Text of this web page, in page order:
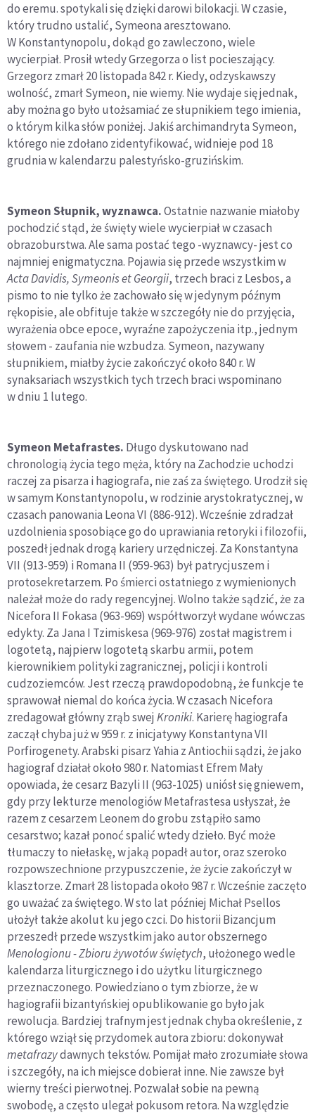
do eremu. spotykali się dzięki darowi bilokacji. W czasie,
który trudno ustalić, Symeona aresztowano.
W Konstantynopolu, dokąd go zawleczono, wiele
wycierpiał. Prosił wtedy Grzegorza o list pocieszający.
Grzegorz zmarł 20 listopada 842 r. Kiedy, odzyskawszy
wolność, zmarł Symeon, nie wiemy. Nie wydaje się jednak,
aby można go było utożsamiać ze słupnikiem tego imienia,
o którym kilka słów poniżej. Jakiś archimandryta Symeon,
którego nie zdołano zidentyfikować, widnieje pod 18
grudnia w kalendarzu palestyńsko-gruzińskim.
Symeon Słupnik, wyznawca.Ostatnie nazwanie miałoby
pochodzić stąd, że święty wiele wycierpiał w czasach
obrazoburstwa. Ale sama postać tego -wyznawcy- jest co
najmniej enigmatyczna. Pojawia się przede wszystkim w
Acta Davidis, Symeonis et Georgii, trzech braci z Lesbos, a
pismo to nie tylko że zachowało się w jedynym późnym
rękopisie, ale obfituje także w szczegóły nie do przyjęcia,
wyrażenia obce epoce, wyraźne zapożyczenia itp., jednym
słowem - zaufania nie wzbudza. Symeon, nazywany
słupnikiem, miałby życie zakończyć około 840 r. W
synaksariach wszystkich tych trzech braci wspominano
w dniu 1 lutego.
Symeon Metafrastes. Długo dyskutowano nad
chronologią życia tego męża, który na Zachodzie uchodzi
raczej za pisarza i hagiografa, nie zaś za świętego. Urodził się
w samym Konstantynopolu, w rodzinie arystokratycznej, w
czasach panowania Leona VI (886-912). Wcześnie zdradzał
uzdolnienia sposobiące go do uprawiania retoryki i filozofii,
poszedł jednak drogą kariery urzędniczej. Za Konstantyna
VII (913-959) i Romana II (959-963) był patrycjuszem i
protosekretarzem. Po śmierci ostatniego z wymienionych
należał może do rady regencyjnej. Wolno także sądzić, że za
Nicefora II Fokasa (963-969) współtworzył wydane wówczas
edykty. Za Jana I Tzimiskesa (969-976) został magistrem i
logotetą, najpierw logotetą skarbu armii, potem
kierownikiem polityki zagranicznej, policji i kontroli
cudzoziemców. Jest rzeczą prawdopodobną, że funkcje te
sprawował niemal do końca życia. W czasach Nicefora
zredagował główny zrąb swej Kroniki. Karierę hagiografa
zaczął chyba już w 959 r. z inicjatywy Konstantyna VII
Porfirogenety. Arabski pisarz Yahia z Antiochii sądzi, że jako
hagiograf działał około 980 r. Natomiast Efrem Mały
opowiada, że cesarz Bazyli II (963-1025) uniósł się gniewem,
gdy przy lekturze menologiów Metafrastesa usłyszał, że
razem z cesarzem Leonem do grobu zstąpiło samo
cesarstwo; kazał ponoć spalić wtedy dzieło. Być może
tłumaczy to niełaskę, w jaką popadł autor, oraz szeroko
rozpowszechnione przypuszczenie, że życie zakończył w
klasztorze. Zmarł 28 listopada około 987 r. Wcześnie zaczęto
go uważać za świętego. W sto lat później Michał Psellos
ułożył także akolut ku jego czci. Do historii Bizancjum
przeszedł przede wszystkim jako autor obszernego
Menologionu - Zbioru żywotów świętych, ułożonego wedle
kalendarza liturgicznego i do użytku liturgicznego
przeznaczonego. Powiedziano o tym zbiorze, że w
hagiografii bizantyńskiej opublikowanie go było jak
rewolucja. Bardziej trafnym jest jednak chyba określenie, z
którego wziął się przydomek autora zbioru: dokonywał
metafrazydawnych tekstów. Pomijał mało zrozumiałe słowa
i szczegóły, na ich miejsce dobierał inne. Nie zawsze był
wierny treści pierwotnej. Pozwalał sobie na pewną
swobodę, a często ulegał pokusom retora. Na względzie